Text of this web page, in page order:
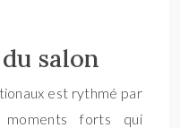
salon
est rythmé par
forts qui